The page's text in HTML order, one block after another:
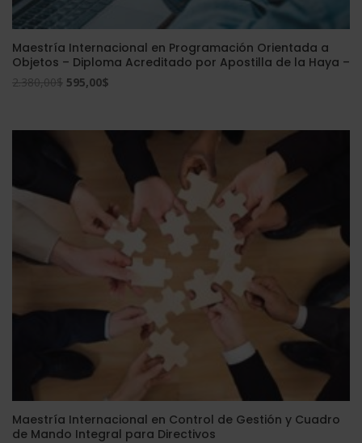
Maestría Internacional en Programación Orientada a
Objetos – Diploma Acreditado por Apostilla de la Haya –
2.380,00$ El
2.380,00$.
595,00$
es:
595,00$.
Maestría Internacional en Control de Gestión y Cuadro
de Mando Integral para Directivos